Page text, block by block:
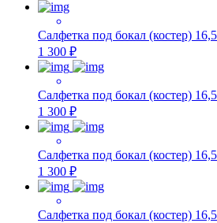
Салфетка под бокал (костер)
1 300 ₽
Салфетка под бокал (костер)
1 300 ₽
Салфетка под бокал (костер)
1 300 ₽
Салфетка под бокал (костер)